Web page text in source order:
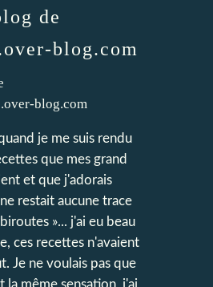
de
blog.com
je me suis rendu
que mes grand
et que j'adorais
restait aucune trace
»... j'ai eu beau
ces recettes n'avaient
Je ne voulais pas que
la même sensation, j'ai